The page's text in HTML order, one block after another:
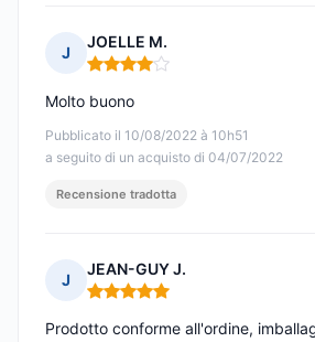
J
JOELLE M.
Nota: 4 su 5
Pubblicato il 10/08/2022 à 10h51
a seguito di un acquisto di 04/07/2022
Molto buono
Recensione tradotta
J
JEAN-GUY J.
Nota: 5 su 5
Prodotto conforme all'ordine,